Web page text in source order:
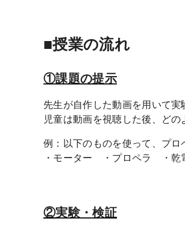
■授業の流れ
①課題の提示
先生が自作した動画を用いて実
児童は動画を視聴した後、ど
例：以下のものを使って、プロ
・モーター ・プロペラ ・
②実験・検証